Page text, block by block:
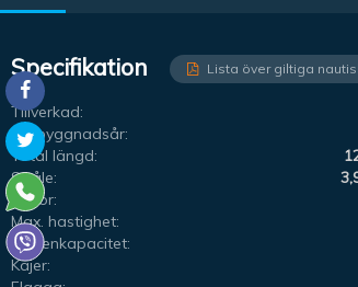
Specifikation Lista över giltiga
Tillverkad:
Ombyggnadsår:
Total längd:
Stråle:
Motor:
Max. hastighet:
Vattenkapacitet:
Kajer: